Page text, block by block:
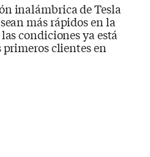
inalámbrica de Tesla
más rápidos en la
condiciones ya está
primeros clientes en